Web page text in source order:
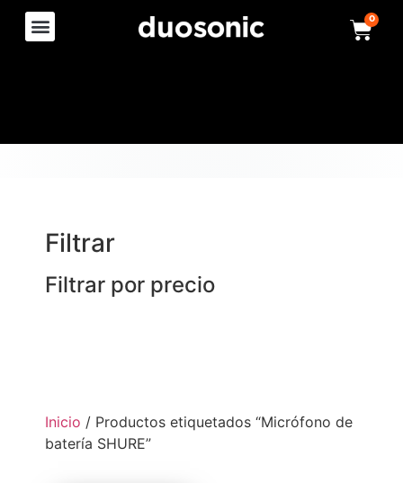
0
Filtrar
Filtrar por precio
Inicio / Productos etiquetados “Micrófono de
batería SHURE”